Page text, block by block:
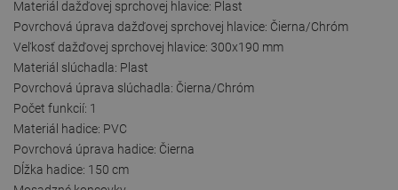
Materiál dažďovej sprchovej hlavice: Plast
Povrchová úprava dažďovej sprchovej hlavice: Čierna/Chróm
Veľkosť dažďovej sprchovej hlavice: 300x190 mm
Materiál slúchadla: Plast
Povrchová úprava slúchadla: Čierna/Chróm
Počet funkcií: 1
Materiál hadice: PVC
Povrchová úprava hadice: Čierna
Dĺžka hadice: 150 cm